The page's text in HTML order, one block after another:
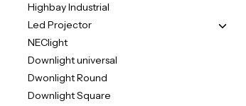
Highbay Industrial
Led Projector
NEClight
Downlight universal
Dwonlight Round
Downlight Square